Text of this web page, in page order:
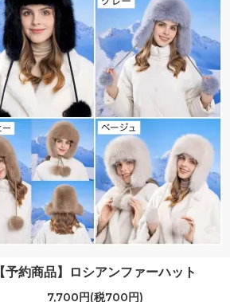
【予約商品】ロシアンファーハット
7,700円(税700円)